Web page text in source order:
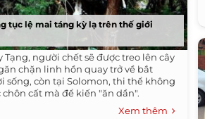
tục lệ mai táng kỳ lạ trên thế giới
Tạng, người chết sẽ được treo lên cây
chặn linh hồn quay trở về bắt
sống, còn tại Solomon, thi thể không
chôn cất mà để kiến "ăn dần".
Xem thêm